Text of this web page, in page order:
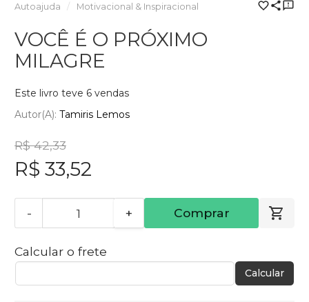
Autoajuda Motivacional & Inspiracional
VOCÊ É O PRÓXIMO
MILAGRE
Este livro teve 6 vendas
Autor(a): Tamiris Lemos
R$ 42,33
R$ 33,52
- + Comprar
Calcular o frete
Calcular